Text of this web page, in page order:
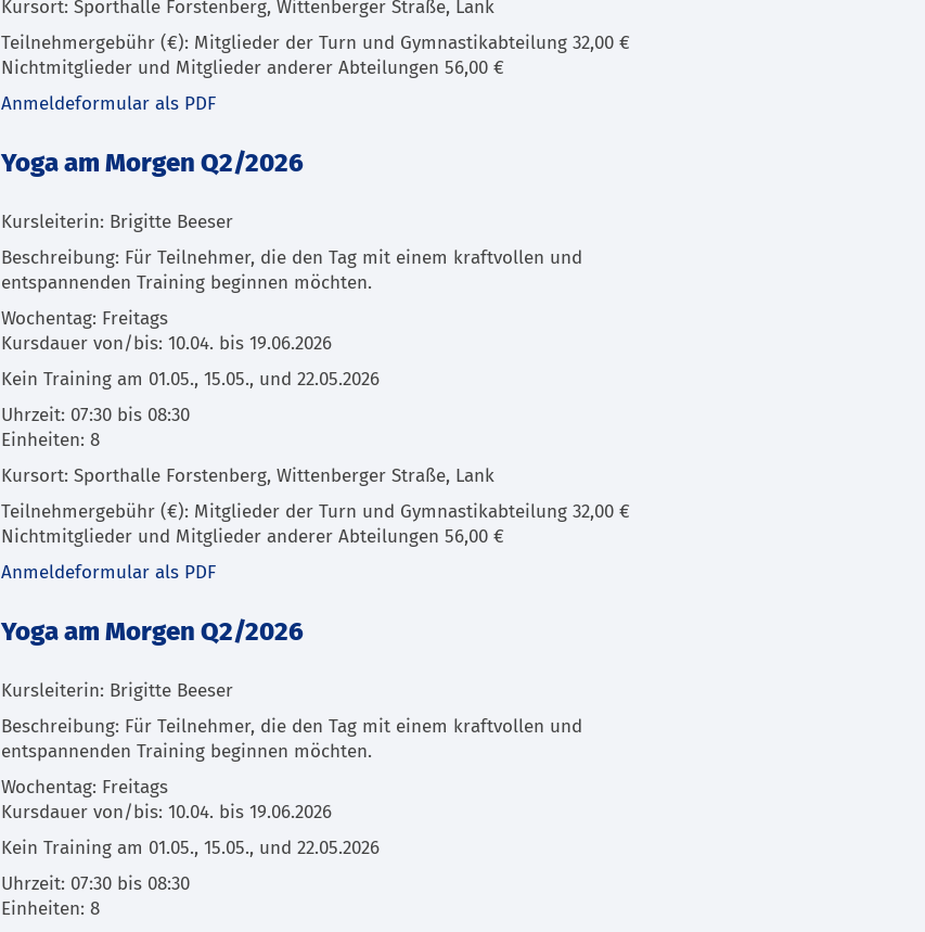
Kursort: Sporthalle Forstenberg, Wittenberger Straße, Lank
Teilnehmergebühr (€): Mitglieder der Turn und Gymnastikabteilung 32,00 €
Nichtmitglieder und Mitglieder anderer Abteilungen 56,00 €
Anmeldeformular als PDF
Yoga am Morgen Q2/2026
Kursleiterin: Brigitte Beeser
Beschreibung: Für Teilnehmer, die den Tag mit einem kraftvollen und
entspannenden Training beginnen möchten.
Wochentag: Freitags
Kursdauer von/bis: 10.04. bis 19.06.2026
Kein Training am 01.05., 15.05., und 22.05.2026
Uhrzeit: 07:30 bis 08:30
Einheiten: 8
Kursort: Sporthalle Forstenberg, Wittenberger Straße, Lank
Teilnehmergebühr (€): Mitglieder der Turn und Gymnastikabteilung 32,00 €
Nichtmitglieder und Mitglieder anderer Abteilungen 56,00 €
Anmeldeformular als PDF
Yoga am Morgen Q2/2026
Kursleiterin: Brigitte Beeser
Beschreibung: Für Teilnehmer, die den Tag mit einem kraftvollen und
entspannenden Training beginnen möchten.
Wochentag: Freitags
Kursdauer von/bis: 10.04. bis 19.06.2026
Kein Training am 01.05., 15.05., und 22.05.2026
Uhrzeit: 07:30 bis 08:30
Einheiten: 8